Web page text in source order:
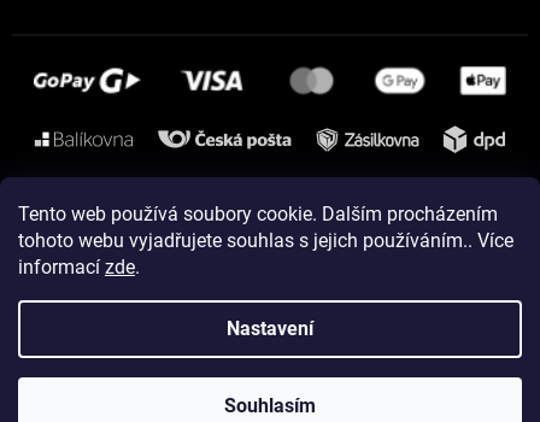
Tento web používá soubory cookie. Dalším procházením
tohoto webu vyjadřujete souhlas s jejich používáním.. Více
informací zde.
Nastavení
Souhlasím
Instagram
Vytvořil Shoptet
Copyright 2026ELEVEN sportswear. Všechna práva vyhrazena.
Upravit nastavení cookies